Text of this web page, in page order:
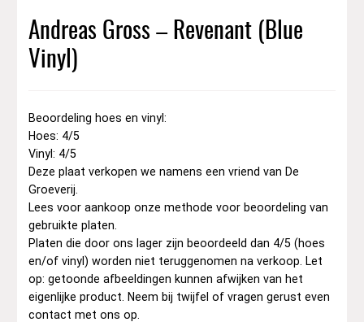
Andreas Gross – Revenant (Blue
Vinyl)
Beoordeling hoes en vinyl:
Hoes: 4/5
Vinyl: 4/5
Deze plaat verkopen we namens een vriend van De
Groeverij.
Lees voor aankoop onze methode voor beoordeling van
gebruikte platen.
Platen die door ons lager zijn beoordeeld dan 4/5 (hoes
en/of vinyl) worden niet teruggenomen na verkoop. Let
op: getoonde afbeeldingen kunnen afwijken van het
eigenlijke product. Neem bij twijfel of vragen gerust even
contact met ons op.